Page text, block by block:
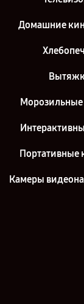
Домашние
Портативные
Камеры